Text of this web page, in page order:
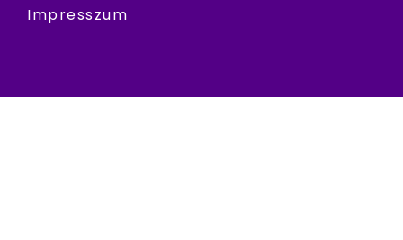
Impresszum